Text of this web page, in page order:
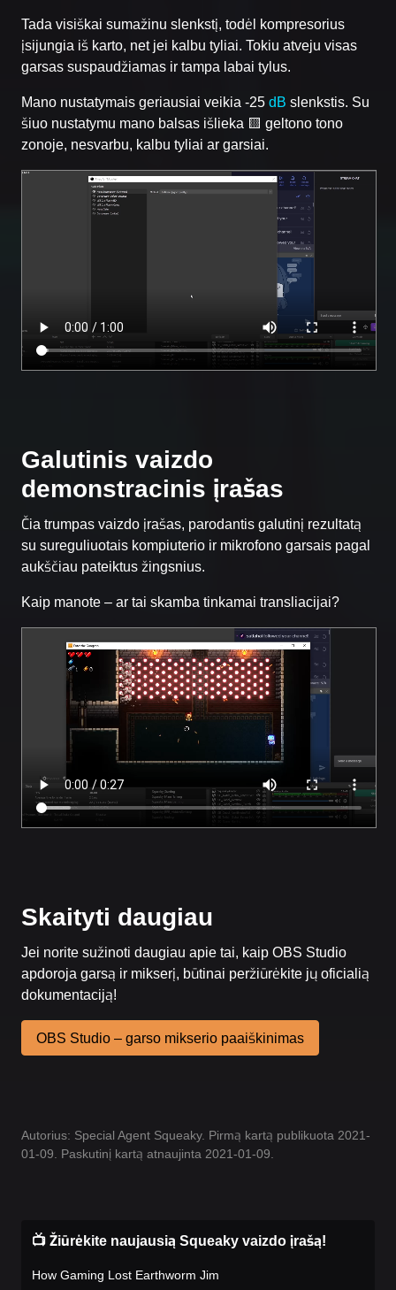
Tada visiškai sumažinu slenkstį, todėl kompresorius
įsijungia iš karto, net jei kalbu tyliai. Tokiu atveju visas
garsas suspaudžiamas ir tampa labai tylus.
Mano nustatymais geriausiai veikia -25 dB slenkstis. Su
šiuo nustatymu mano balsas išlieka 🟨 geltono tono
zonoje, nesvarbu, kalbu tyliai ar garsiai.
Galutinis vaizdo
demonstracinis įrašas
Čia trumpas vaizdo įrašas, parodantis galutinį rezultatą
su sureguliuotais kompiuterio ir mikrofono garsais pagal
aukščiau pateiktus žingsnius.
Kaip manote – ar tai skamba tinkamai transliacijai?
Skaityti daugiau
Jei norite sužinoti daugiau apie tai, kaip OBS Studio
apdoroja garsą ir mikserį, būtinai peržiūrėkite jų oficialią
dokumentaciją!
OBS Studio – garso mikserio paaiškinimas
Autorius: Special Agent Squeaky. Pirmą kartą publikuota 2021-
01-09. Paskutinį kartą atnaujinta 2021-01-09.
📺 Žiūrėkite naujausią Squeaky vaizdo įrašą!
How Gaming Lost Earthworm Jim